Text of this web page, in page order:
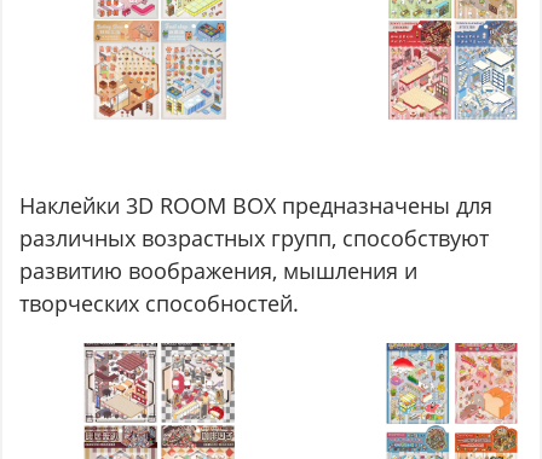
Наклейки 3D ROOM BOX предназначены для
различных возрастных групп, способствуют
развитию воображения, мышления и
творческих способностей.